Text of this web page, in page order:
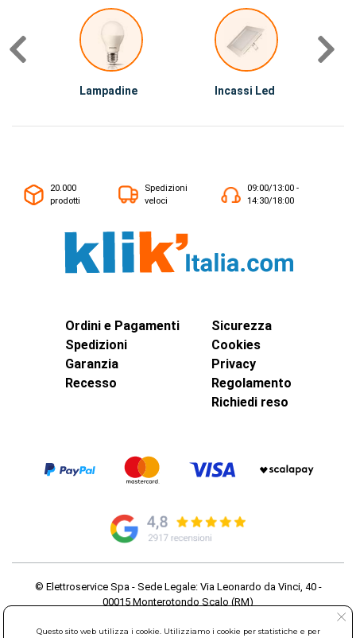
Lampadine Incassi Led
20.000
prodotti
Spedizioni
veloci
09:00/13:00 -
14:30/18:00
Ordini e Pagamenti
Spedizioni
Garanzia
Recesso
Sicurezza
Cookies
Privacy
Regolamento
Richiedi reso
© Elettroservice Spa - Sede Legale: Via Leonardo da Vinci, 40 -
00015 Monterotondo Scalo (RM)
Sociale 1.600.000,00 Euro i.v. Iscritto al Registro delle Imprese di
Questo sito web utilizza i cookie. Utilizziamo i cookie per statistiche e per